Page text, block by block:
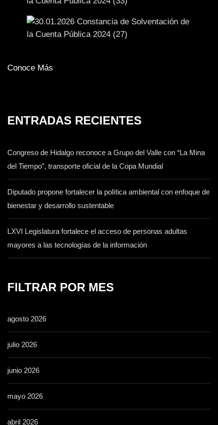
Conoce Más
ENTRADAS RECIENTES
Congreso de Hidalgo reconoce a Grupo del Valle con “La Mina
del Tiempo”, transporte oficial de la Copa Mundial
Diputado propone fortalecer la política ambiental con enfoque de
bienestar y desarrollo sustentable
LXVI Legislatura fortalece el acceso de personas adultas
mayores a las tecnologías de la información
FILTRAR POR MES
agosto 2026
julio 2026
junio 2026
mayo 2026
abril 2026